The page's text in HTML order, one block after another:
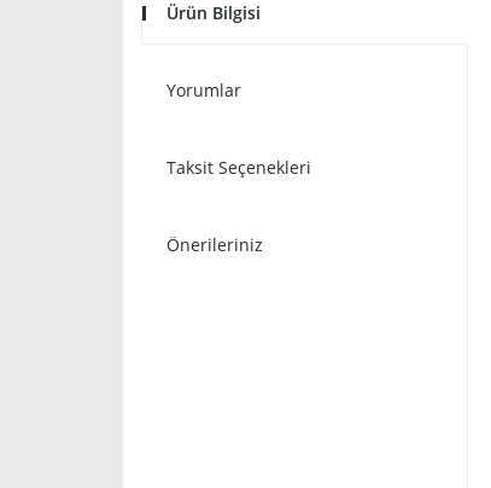
Ürün Bilgisi
Yorumlar
Taksit Seçenekleri
Önerileriniz